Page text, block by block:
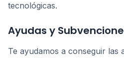
tecnológicas.
Ayudas y
Te ayudamos a conseguir las